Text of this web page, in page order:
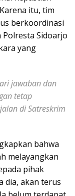
itu, tim
berkoordinasi
Sidoarjo
yang
jawaban dan
tetap
di Satreskrim
bahwa
melayangkan
pihak
dia, akan terus